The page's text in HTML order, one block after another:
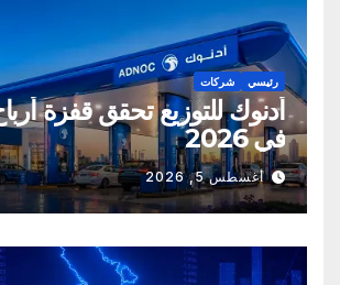
رئيسي شركات
أدنوك للتوزيع تحقق قفزة
في 2026
أغسطس 5, 2026